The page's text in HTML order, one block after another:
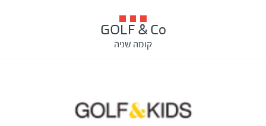
GOLF & Co
קומה שניה